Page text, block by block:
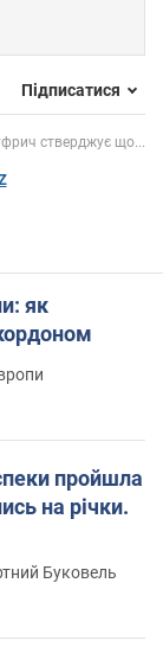
Підписатися
стверджує що...
як
пройшла
на річки.
Буковель